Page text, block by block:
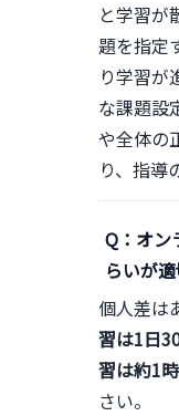
と学習が
題を指定
り学習が
な課題設
や全体の
り、指導
Q：オン
らいが
個人差は
習は1日
習は約1
さい。